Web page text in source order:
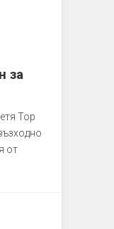
за
Top
от